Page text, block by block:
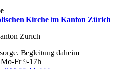
Kirche im Kanton Zürich
Zürich
Begleitung daheim
Mo-Fr 9-17h